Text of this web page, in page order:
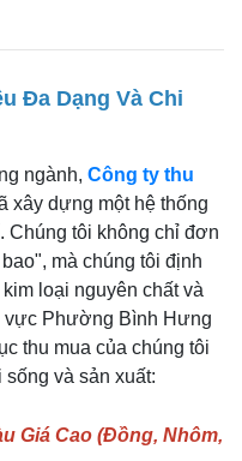
Đa Dạng Và Chi
ngành, Công ty thu
xây dựng một hệ thống
Chúng tôi không chỉ đơn
mà chúng tôi định
loại nguyên chất và
vực Phường Bình Hưng
thu mua của chúng tôi
và sản xuất:
Giá Cao (Đồng, Nhôm,